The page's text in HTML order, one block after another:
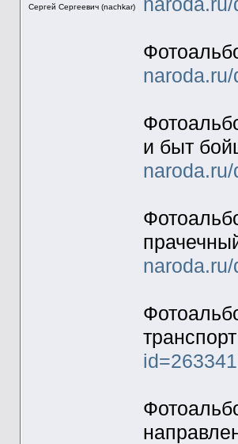
Сергей Сергеевич (nachkar)
и быт